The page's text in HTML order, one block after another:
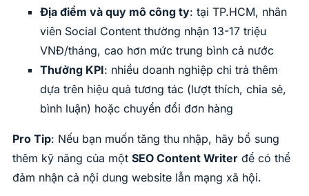
Địa điểm và quy mô công ty: tại TP.HCM, nhân
viên Social Content thường nhận 13-17 triệu
VNĐ/tháng, cao hơn mức trung bình cả nước
Thưởng KPI: nhiều doanh nghiệp chi trả thêm
dựa trên hiệu quả tương tác (lượt thích, chia sẻ,
bình luận) hoặc chuyển đổi đơn hàng
Pro Tip: Nếu bạn muốn tăng thu nhập, hãy bổ sung
thêm kỹ năng của một SEO Content Writer để có thể
đảm nhận cả nội dung website lẫn mạng xã hội.